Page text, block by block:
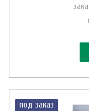
под заказ